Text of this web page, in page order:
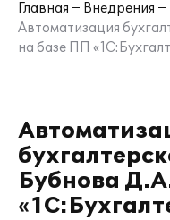
Главная
Внедрения
Автоматизация
на базе ПП
Бубнова